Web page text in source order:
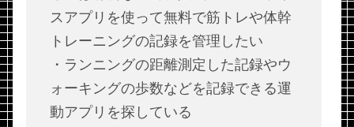
スアプリを使って無料で筋トレや体幹
トレーニングの記録を管理したい
・ランニングの距離測定した記録やウ
ォーキングの歩数などを記録できる運
動アプリを探している